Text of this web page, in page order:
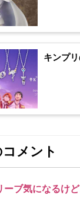
キンプ
メント
ーブ気になるけ